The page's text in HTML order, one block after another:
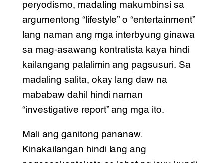
peryodismo, madaling makumbinsi sa
argumentong “lifestyle” o “entertainment”
lang naman ang mga interbyung ginawa
sa mag-asawang kontratista kaya hindi
kailangang palalimin ang pagsusuri. Sa
madaling salita, okay lang daw na
mababaw dahil hindi naman
“investigative report” ang mga ito.
Mali ang ganitong pananaw.
Kinakailangan hindi lang ang